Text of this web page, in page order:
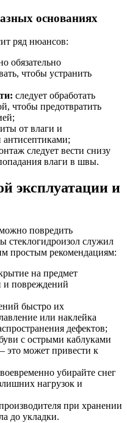
основаниях
ряд нюансов:
обязательно
чтобы устранить
следует обработать
чтобы предотвратить
от влаги и
антисептиками;
следует вести снизу
влаги в швы.
эксплуатации и
повредить
стеклогидроизол служил
простым рекомендациям:
на предмет
и повреждений
быстро их
или наклейка
дефектов;
с острыми каблуками
может привести к
убирайте снег
нагрузок и
при хранении
до укладки.